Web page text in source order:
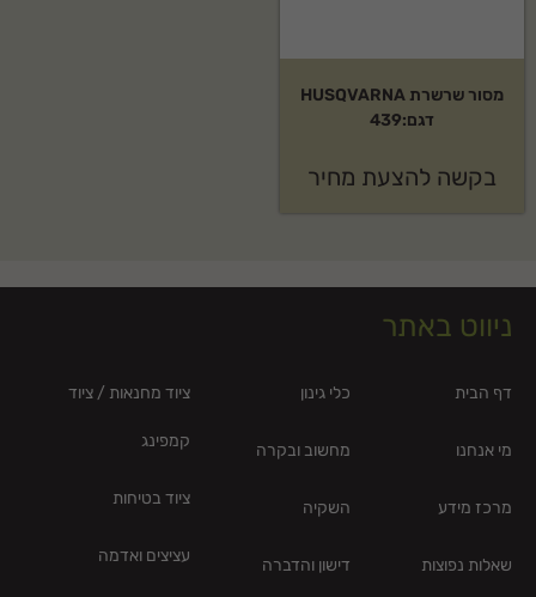
מסור שרשרת HUSQVARNA
דגם:439
בקשה להצעת מחיר
ניווט באתר
דף הבית
מי אנחנו
מרכז מידע
שאלות נפוצות
כלי גינון
מחשוב ובקרה
השקיה
דישון והדברה
ציוד מחנאות / ציוד
קמפינג
ציוד בטיחות
עציצים ואדמה